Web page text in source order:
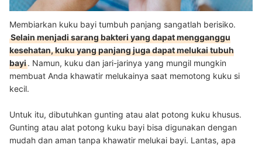
Membiarkan kuku bayi tumbuh panjang sangatlah berisiko.
Selain menjadi sarang bakteri yang dapat mengganggu
kesehatan, kuku yang panjang juga dapat melukai tubuh
bayi. Namun, kuku dan jari-jarinya yang mungil mungkin
membuat Anda khawatir melukainya saat memotong kuku si
kecil.
Untuk itu, dibutuhkan gunting atau alat potong kuku khusus.
Gunting atau alat potong kuku bayi bisa digunakan dengan
mudah dan aman tanpa khawatir melukai bayi. Lantas, apa